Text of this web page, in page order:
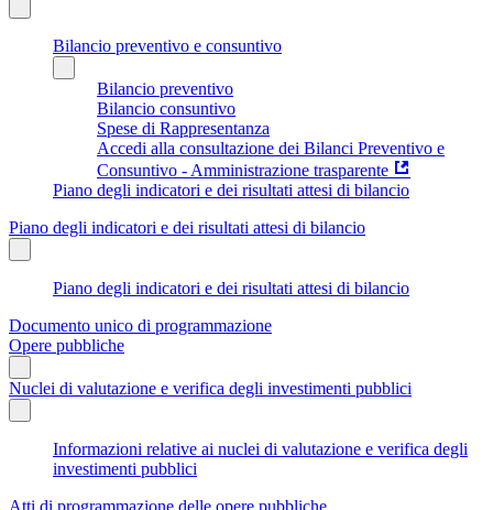
Bilancio preventivo e consuntivo
Bilancio preventivo
Bilancio consuntivo
Spese di Rappresentanza
Accedi alla consultazione dei Bilanci Preventivo e
Consuntivo - Amministrazione trasparente
Piano degli indicatori e dei risultati attesi di bilancio
Piano degli indicatori e dei risultati attesi di bilancio
Piano degli indicatori e dei risultati attesi di bilancio
Documento unico di programmazione
Opere pubbliche
Nuclei di valutazione e verifica degli investimenti pubblici
Informazioni relative ai nuclei di valutazione e verifica degli
investimenti pubblici
Atti di programmazione delle opere pubbliche